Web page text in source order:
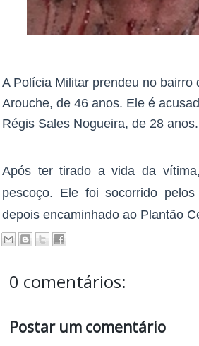
A Polícia Militar prendeu no
Arouche, de 46 anos. Ele é
Régis Sales Nogueira, de 28
Após ter tirado a vida da
pescoço. Ele foi socorrido
depois encaminhado ao Plantão
0 comentários:
Postar um comentário